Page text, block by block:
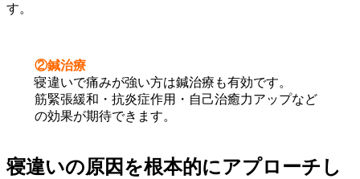
す。
②鍼治療
寝違いで痛みが強い方は鍼治療も有効です。
筋緊張緩和・抗炎症作用・自己治癒力アップなど
の効果が期待できます。
寝違いの原因を根本的にアプローチし